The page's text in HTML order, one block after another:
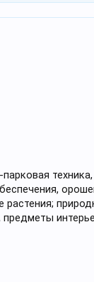
техника,
предметы